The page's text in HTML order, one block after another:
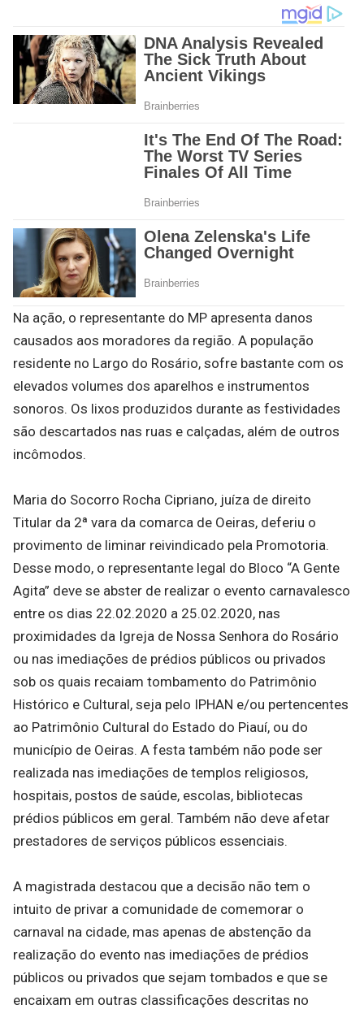
Na ação, o representante do MP apresenta danos
causados aos moradores da região. A população
residente no Largo do Rosário, sofre bastante com os
elevados volumes dos aparelhos e instrumentos
sonoros. Os lixos produzidos durante as festividades
são descartados nas ruas e calçadas, além de outros
incômodos.
Maria do Socorro Rocha Cipriano, juíza de direito
Titular da 2ª vara da comarca de Oeiras, deferiu o
provimento de liminar reivindicado pela Promotoria.
Desse modo, o representante legal do Bloco “A Gente
Agita” deve se abster de realizar o evento carnavalesco
entre os dias 22.02.2020 a 25.02.2020, nas
proximidades da Igreja de Nossa Senhora do Rosário
ou nas imediações de prédios públicos ou privados
sob os quais recaiam tombamento do Patrimônio
Histórico e Cultural, seja pelo IPHAN e/ou pertencentes
ao Patrimônio Cultural do Estado do Piauí, ou do
município de Oeiras. A festa também não pode ser
realizada nas imediações de templos religiosos,
hospitais, postos de saúde, escolas, bibliotecas
prédios públicos em geral. Também não deve afetar
prestadores de serviços públicos essenciais.
A magistrada destacou que a decisão não tem o
intuito de privar a comunidade de comemorar o
carnaval na cidade, mas apenas de abstenção da
realização do evento nas imediações de prédios
públicos ou privados que sejam tombados e que se
encaixam em outras classificações descritas no